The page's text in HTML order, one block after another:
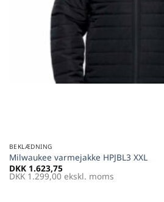
BEKLÆDNING
Milwaukee varmejakke HPJBL3 XXL
DKK 1.623,75
DKK 1.299,00 ekskl. moms